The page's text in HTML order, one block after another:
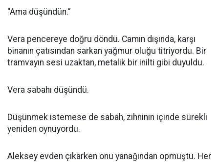
“Ama düşündün.”
Vera pencereye doğru döndü. Camın dışında, karşı
binanın çatısından sarkan yağmur oluğu titriyordu. Bir
tramvayın sesi uzaktan, metalik bir inilti gibi duyuldu.
Vera sabahı düşündü.
Düşünmek istemese de sabah, zihninin içinde sürekli
yeniden oynuyordu.
Aleksey evden çıkarken onu yanağından öpmüştü. Her